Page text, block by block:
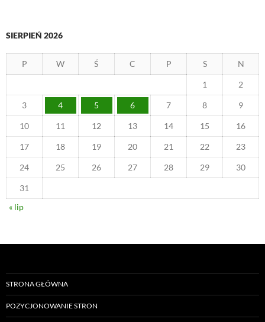
SIERPIEŃ 2026
P W Ś C P S N
1 2
3 4 5 6 7 8 9
10 11 12 13 14 15 16
17 18 19 20 21 22 23
24 25 26 27 28 29 30
31
« lip
STRONA GŁÓWNA
POZYCJONOWANIE STRON